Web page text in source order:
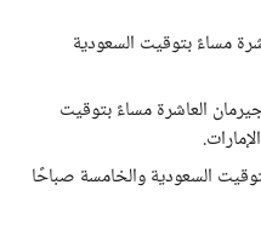
مساءً بتوقيت السعودية
العاشرة مساءً بتوقيت
السعودية والخامسة صباحًا